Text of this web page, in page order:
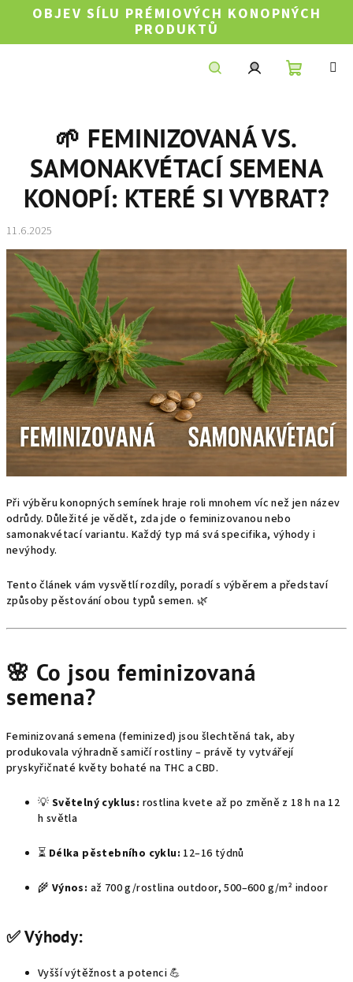
OBJEV SÍLU PRÉMIOVÝCH KONOPNÝCH
PRODUKTŮ
🌱 FEMINIZOVANÁ VS.
SAMONAKVÉTACÍ SEMENA
KONOPÍ: KTERÉ SI VYBRAT?
11.6.2025
Při výběru konopných semínek hraje roli mnohem víc než jen název
odrůdy. Důležité je vědět, zda jde o feminizovanou nebo
samonakvétací variantu. Každý typ má svá specifika, výhody i
nevýhody.
Tento článek vám vysvětlí rozdíly, poradí s výběrem a představí
způsoby pěstování obou typů semen. 🌿
🌸 Co jsou feminizovaná
semena?
Feminizovaná semena (feminized) jsou šlechtěná tak, aby
produkovala výhradně samičí rostliny – právě ty vytvářejí
pryskyřičnaté květy bohaté na THC a CBD.
💡 Světelný cyklus: rostlina kvete až po změně z 18 h na 12
h světla
⏳ Délka pěstebního cyklu: 12–16 týdnů
🌾 Výnos: až 700 g/rostlina outdoor, 500–600 g/m² indoor
✅ Výhody:
Vyšší výtěžnost a potenci 💪